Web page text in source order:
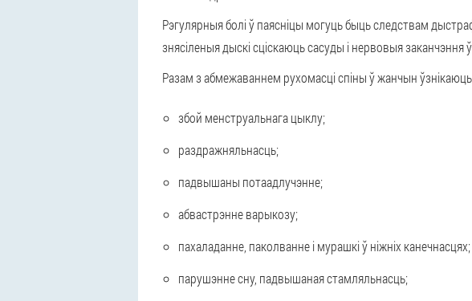
Рэгулярныя болі ў паясніцы могуць быць следствам
знясіленыя дыскі сціскаюць сасуды і нервовыя заканчэння
Разам з абмежаваннем рухомасці спіны ў жанчын
збой менструальнага цыклу;
раздражняльнасць;
падвышаны потаадлучэнне;
абвастрэнне варыкозу;
пахаладанне, паколванне і мурашкі ў ніжніх канечнасцях;
парушэнне сну, падвышаная стамляльнасць;